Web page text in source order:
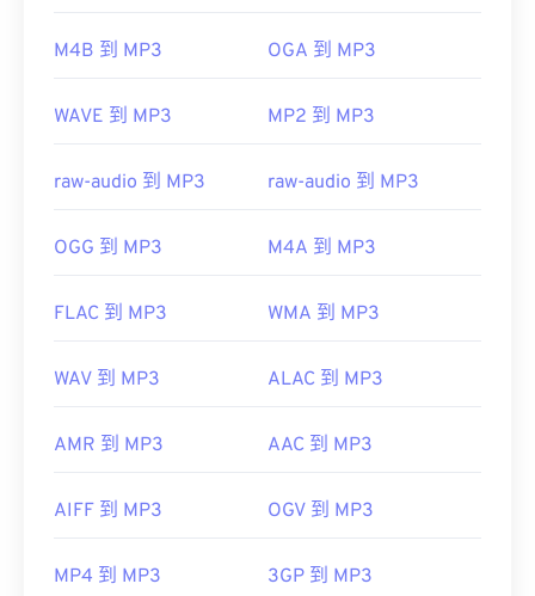
初始發布：1993
https://mpeg.chiariglione.org/standards/mpeg-
M4B 到 MP3 OGA 到 MP3
WAVE 到 MP3 MP2 到 MP3
raw-audio 到 MP3 raw-audio 到 MP3
OGG 到 MP3 M4A 到 MP3
FLAC 到 MP3 WMA 到 MP3
WAV 到 MP3 ALAC 到 MP3
AMR 到 MP3 AAC 到 MP3
AIFF 到 MP3 OGV 到 MP3
MP4 到 MP3 3GP 到 MP3